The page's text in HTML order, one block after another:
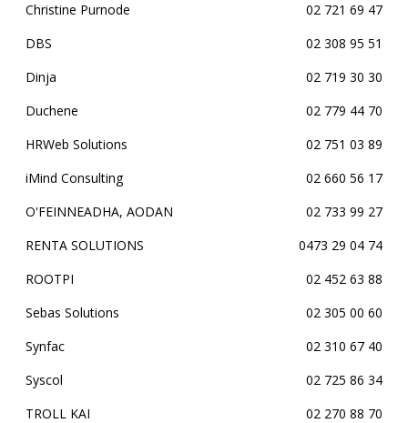
Christine Purnode
02 721 69 47
DBS
02 308 95 51
Dinja
02 719 30 30
Duchene
02 779 44 70
HRWeb Solutions
02 751 03 89
iMind Consulting
02 660 56 17
O'FEINNEADHA, AODAN
02 733 99 27
RENTA SOLUTIONS
0473 29 04 74
ROOTPI
02 452 63 88
Sebas Solutions
02 305 00 60
Synfac
02 310 67 40
Syscol
02 725 86 34
TROLL KAI
02 270 88 70